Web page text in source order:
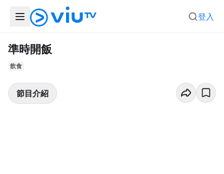
登入
準時開飯
飲食
節目介紹